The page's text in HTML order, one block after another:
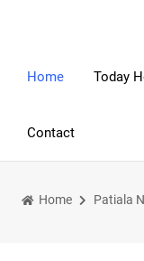
Home Today
Contact
Home Patiala